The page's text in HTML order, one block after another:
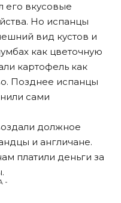
его вкусовые
Но испанцы
вид кустов и
как цветочную
картофель как
Позднее испанцы
сами
должное
и англичане.
платили деньги за
-